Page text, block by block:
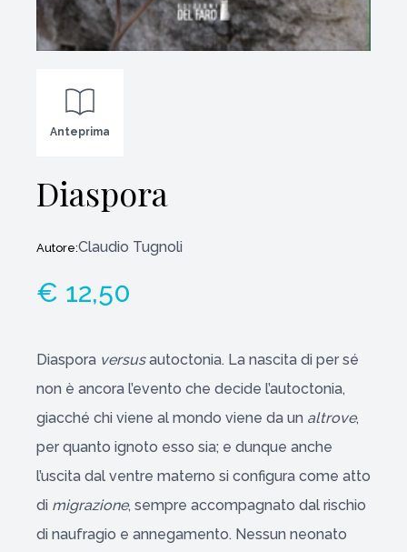
Anteprima
Diaspora
Autore:Claudio Tugnoli
€ 12,50
Diaspora versusautoctonia. La nascita di per sé
non è ancora l’evento che decide l’autoctonia,
giacché chi viene al mondo viene da un altrove,
per quanto ignoto esso sia; e dunque anche
l’uscita dal ventre materno si configura come atto
di migrazione, sempre accompagnato dal rischio
di naufragio e annegamento. Nessun neonato